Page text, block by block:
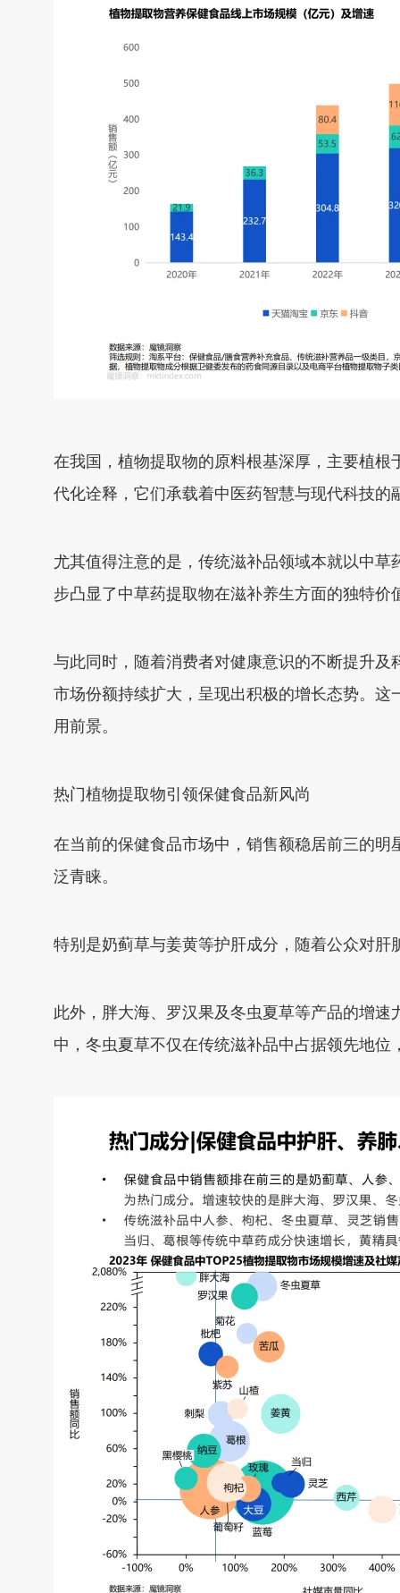
在我国，植物提取物的原料根基深厚，主要植
代化诠释，它们承载着中医药智慧与现代科技的
尤其值得注意的是，传统滋补品领域本就以中
步凸显了中草药提取物在滋补养生方面的独特价
与此同时，随着消费者对健康意识的不断提升
市场份额持续扩大，呈现出积极的增长态势。
用前景。
热门植物提取物引领保健食品新风尚
在当前的保健食品市场中，销售额稳居前三的
泛青睐。
特别是奶蓟草与姜黄等护肝成分，随着公众对
此外，胖大海、罗汉果及冬虫夏草等产品的增
中，冬虫夏草不仅在传统滋补品中占据领先地